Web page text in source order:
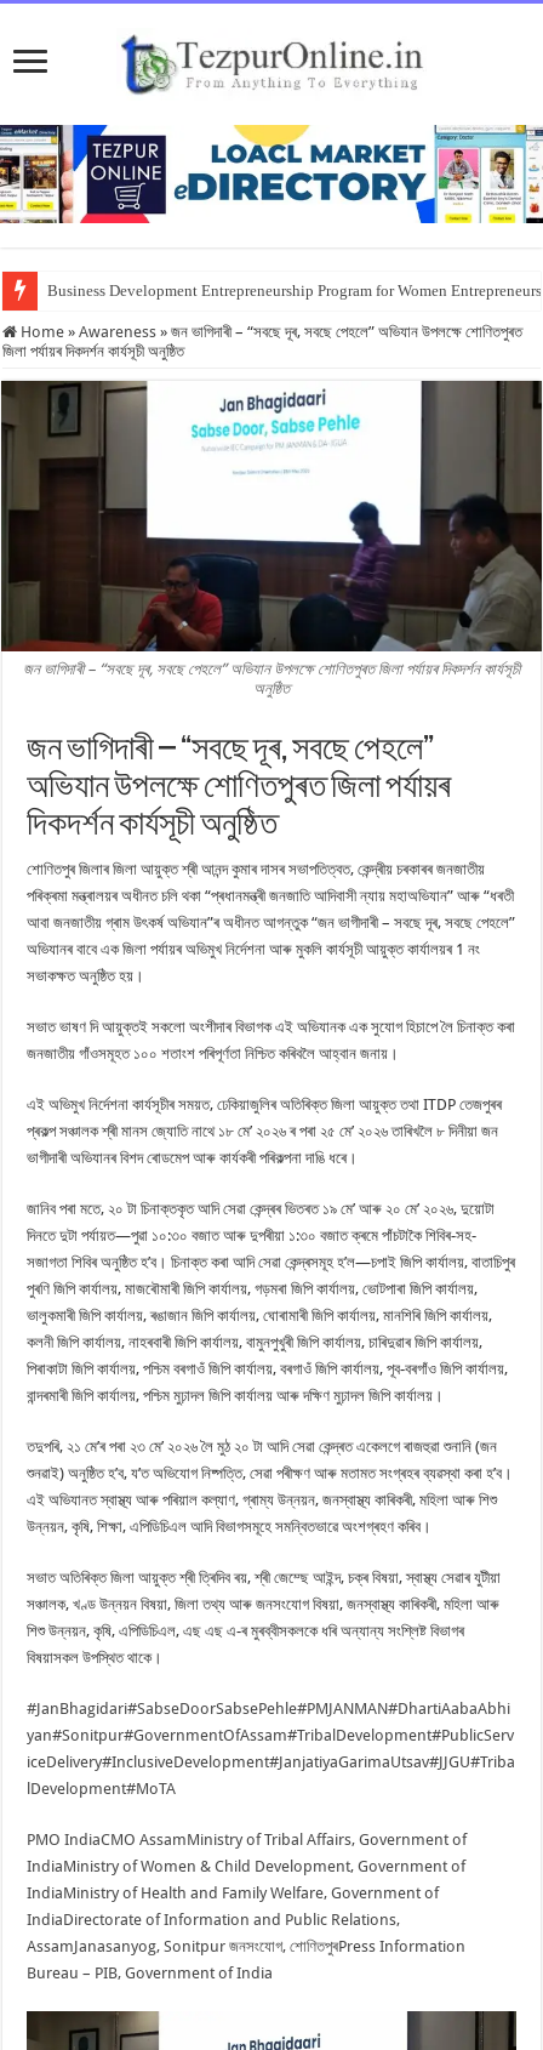
Business Development Entrepreneurship Program for Women
Home » Awareness » জন ভাগিদাৰী – “সবছে দূৰ, সবছে পেহলে” অভিযান উপলক্ষে শোণিতপুৰত
জিলা পৰ্যায়ৰ দিকদৰ্শন কাৰ্যসূচী অনুষ্ঠিত
জন ভাগিদাৰী – “সবছে দূৰ, সবছে পেহলে” অভিযান উপলক্ষে শোণিতপুৰত জিলা পৰ্যায়ৰ দিকদৰ্শন কাৰ্যসূচী
অনুষ্ঠিত
জন ভাগিদাৰী – “সবছে দূৰ, সবছে পেহলে”
অভিযান উপলক্ষে শোণিতপুৰত জিলা পৰ্যায়ৰ
দিকদৰ্শন কাৰ্যসূচী অনুষ্ঠিত
শোণিতপুৰ জিলাৰ জিলা আয়ুক্ত শ্ৰী আনন্দ কুমাৰ দাসৰ সভাপতিত্বত, কেন্দ্ৰীয় চৰকাৰৰ জনজাতীয়
পৰিক্ৰমা মন্ত্ৰালয়ৰ অধীনত চলি থকা “প্ৰধানমন্ত্ৰী জনজাতি আদিবাসী ন্যায় মহাঅভিযান” আৰু “ধৰতী
আবা জনজাতীয় গ্ৰাম উৎকৰ্ষ অভিযান”ৰ অধীনত আগন্তুক “জন ভাগীদাৰী – সবছে দূৰ, সবছে পেহলে”
অভিযানৰ বাবে এক জিলা পৰ্যায়ৰ অভিমুখ নিৰ্দেশনা আৰু মুকলি কাৰ্যসূচী আয়ুক্ত কাৰ্যালয়ৰ 1 নং
সভাকক্ষত অনুষ্ঠিত হয়।
সভাত ভাষণ দি আয়ুক্তই সকলো অংশীদাৰ বিভাগক এই অভিযানক এক সুযোগ হিচাপে লৈ চিনাক্ত কৰা
জনজাতীয় গাঁওসমূহত ১০০ শতাংশ পৰিপূৰ্ণতা নিশ্চিত কৰিবলৈ আহ্বান জনায়।
এই অভিমুখ নিৰ্দেশনা কাৰ্যসূচীৰ সময়ত, ঢেকিয়াজুলিৰ অতিৰিক্ত জিলা আয়ুক্ত তথা ITDP তেজপুৰৰ
প্ৰকল্প সঞ্চালক শ্ৰী মানস জ্যোতি নাথে ১৮ মে’ ২০২৬ ৰ পৰা ২৫ মে’ ২০২৬ তাৰিখলৈ ৮ দিনীয়া জন
ভাগীদাৰী অভিযানৰ বিশদ ৰোডমেপ আৰু কাৰ্যকৰী পৰিকল্পনা দাঙি ধৰে।
জানিব পৰা মতে, ২০ টা চিনাক্তকৃত আদি সেৱা কেন্দ্ৰৰ ভিতৰত ১৯ মে’ আৰু ২০ মে’ ২০২৬, দুয়োটা
দিনতে দুটা পৰ্যায়ত—পুৱা ১০:৩০ বজাত আৰু দুপৰীয়া ১:৩০ বজাত ক্ৰমে পাঁচটাকৈ শিবিৰ-সহ-
সজাগতা শিবিৰ অনুষ্ঠিত হ’ব। চিনাক্ত কৰা আদি সেৱা কেন্দ্ৰসমূহ হ’ল—চপাই জিপি কাৰ্যালয়, বাতাচিপুৰ
পুৰণি জিপি কাৰ্যালয়, মাজৰৌমাৰী জিপি কাৰ্যালয়, গড়মৰা জিপি কাৰ্যালয়, ভোটপাৰা জিপি কাৰ্যালয়,
ভালুকমাৰী জিপি কাৰ্যালয়, ৰঙাজান জিপি কাৰ্যালয়, ঘোৰামাৰী জিপি কাৰ্যালয়, মানশিৰি জিপি কাৰ্যালয়,
কলনী জিপি কাৰ্যালয়, নাহৰবাৰী জিপি কাৰ্যালয়, বামুনপুখুৰী জিপি কাৰ্যালয়, চাৰিদুৱাৰ জিপি কাৰ্যালয়,
পিৰাকাটা জিপি কাৰ্যালয়, পশ্চিম বৰগাওঁ জিপি কাৰ্যালয়, বৰগাওঁ জিপি কাৰ্যালয়, পূব-বৰগাঁও জিপি কাৰ্যালয়,
বান্দৰমাৰী জিপি কাৰ্যালয়, পশ্চিম মুঢ়াদল জিপি কাৰ্যালয় আৰু দক্ষিণ মুঢ়াদল জিপি কাৰ্যালয়।
তদুপৰি, ২১ মে’ৰ পৰা ২৩ মে’ ২০২৬ লৈ মুঠ ২০ টা আদি সেৱা কেন্দ্ৰত একেলগে ৰাজহুৱা শুনানি (জন
শুনৱাই) অনুষ্ঠিত হ’ব, য’ত অভিযোগ নিষ্পত্তি, সেৱা পৰীক্ষণ আৰু মতামত সংগ্ৰহৰ ব্যৱস্থা কৰা হ’ব।
এই অভিযানত স্বাস্থ্য আৰু পৰিয়াল কল্যাণ, গ্ৰাম্য উন্নয়ন, জনস্বাস্থ্য কাৰিকৰী, মহিলা আৰু শিশু
উন্নয়ন, কৃষি, শিক্ষা, এপিডিচিএল আদি বিভাগসমূহে সমন্বিতভাৱে অংশগ্ৰহণ কৰিব।
সভাত অতিৰিক্ত জিলা আয়ুক্ত শ্ৰী ত্ৰিদিব ৰয়, শ্ৰী জেম্ছে আইন্দ, চক্ৰ বিষয়া, স্বাস্থ্য সেৱাৰ যুটীয়া
সঞ্চালক, খণ্ড উন্নয়ন বিষয়া, জিলা তথ্য আৰু জনসংযোগ বিষয়া, জনস্বাস্থ্য কাৰিকৰী, মহিলা আৰু
শিশু উন্নয়ন, কৃষি, এপিডিচিএল, এছ এছ এ-ৰ মুৰব্বীসকলকে ধৰি অন্যান্য সংশ্লিষ্ট বিভাগৰ
বিষয়াসকল উপস্থিত থাকে।
#JanBhagidari#SabseDoorSabsePehle#PMJANMAN#DhartiAabaAbhi
yan#Sonitpur#GovernmentOfAssam#TribalDevelopment#PublicServ
iceDelivery#InclusiveDevelopment#JanjatiyaGarimaUtsav#JJGU#Triba
lDevelopment#MoTA
PMO IndiaCMO AssamMinistry of Tribal Affairs, Government of
IndiaMinistry of Women & Child Development, Government of
IndiaMinistry of Health and Family Welfare, Government of
IndiaDirectorate of Information and Public Relations,
AssamJanasanyog, Sonitpur জনসংযোগ, শোণিতপুৰPress Information
Bureau – PIB, Government of India